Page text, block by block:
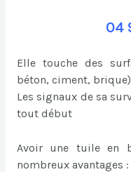
04
Elle touche des
béton, ciment, brique)
Les signaux de sa
tout début
Avoir une tuile en
nombreux avantages :